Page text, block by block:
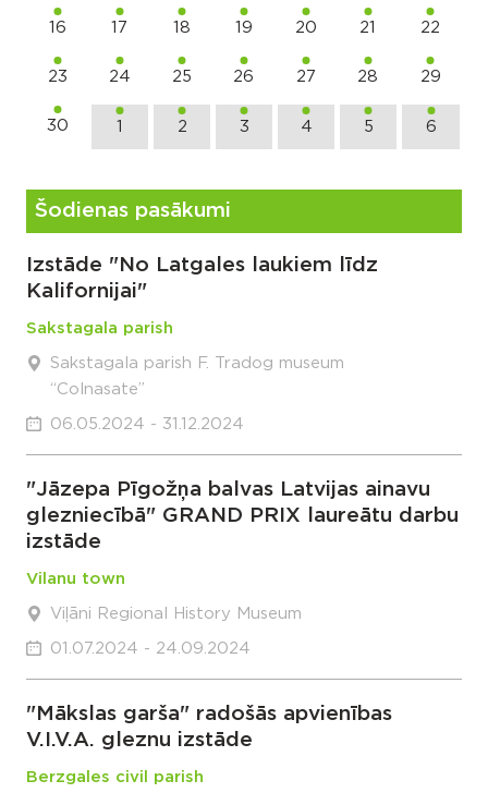
16 17 18 19 20 21 22
23 24 25 26 27 28 29
30 1 2 3 4 5 6
Šodienas pasākumi
Izstāde "No Latgales laukiem līdz
Kalifornijai"
Sakstagala parish
Sakstagala parish F. Tradog museum
“Colnasate”
06.05.2024 - 31.12.2024
"Jāzepa Pīgožņa balvas Latvijas ainavu
glezniecībā" GRAND PRIX laureātu darbu
izstāde
Vilanu town
Viļāni Regional History Museum
01.07.2024 - 24.09.2024
"Mākslas garša" radošās apvienības
V.I.V.A. gleznu izstāde
Berzgales civil parish